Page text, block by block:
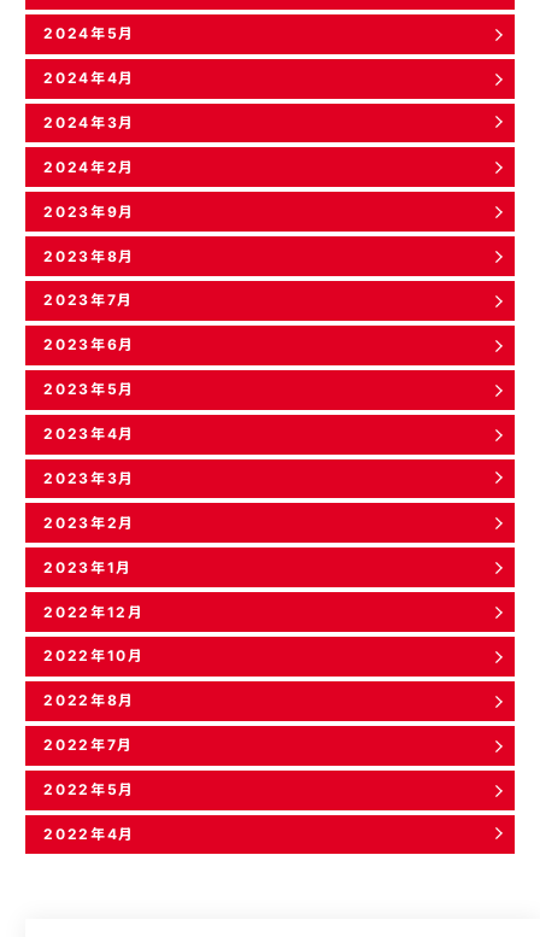
2024年5月
2024年4月
2024年3月
2024年2月
2023年9月
2023年8月
2023年7月
2023年6月
2023年5月
2023年4月
2023年3月
2023年2月
2023年1月
2022年12月
2022年10月
2022年8月
2022年7月
2022年5月
2022年4月